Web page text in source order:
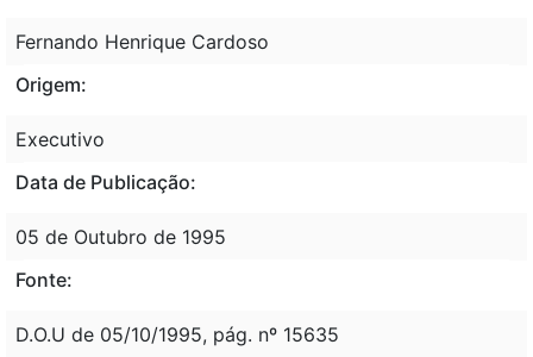
Fernando Henrique Cardoso
Origem:
Executivo
Data de Publicação:
05 de Outubro de 1995
Fonte:
D.O.U de 05/10/1995, pág. nº 15635